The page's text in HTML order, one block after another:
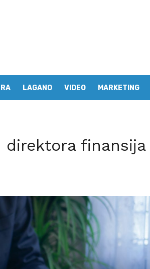
LAGANO VIDEO MARKETING
direktora finansija